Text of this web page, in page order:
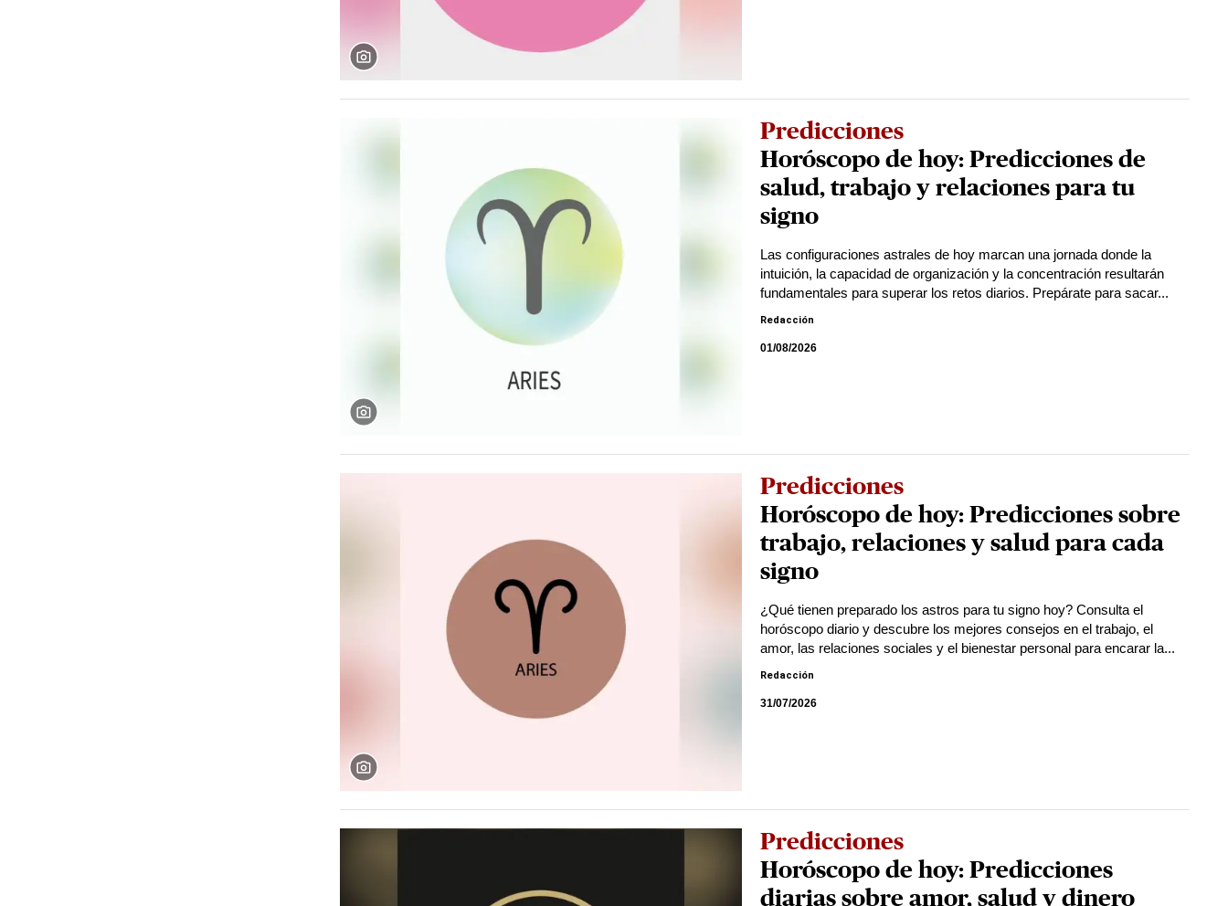
Predicciones
Horóscopo de hoy: Predicciones de
salud, trabajo y relaciones para tu
signo
Las configuraciones astrales de hoy marcan una jornada donde la
intuición, la capacidad de organización y la concentración resultarán
fundamentales para superar los retos diarios. Prepárate para sacar...
Redacción
01/08/2026
Predicciones
Horóscopo de hoy: Predicciones sobre
trabajo, relaciones y salud para cada
signo
¿Qué tienen preparado los astros para tu signo hoy? Consulta el
horóscopo diario y descubre los mejores consejos en el trabajo, el
amor, las relaciones sociales y el bienestar personal para encarar la...
Redacción
31/07/2026
Predicciones
Horóscopo de hoy: Predicciones
diarias sobre amor, salud y dinero